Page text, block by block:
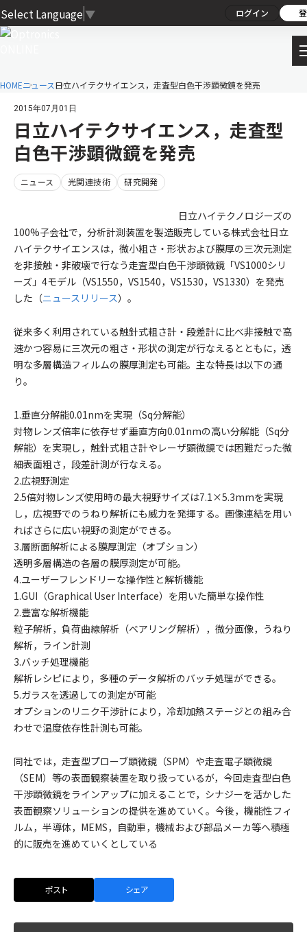
Select Language ▼ ログイン
HOMEニュース日立ハイテクサイエンス，走査型白色干渉顕微鏡を発売
2015年07月01日
日立ハイテクサイエンス，走査型
白色干渉顕微鏡を発売
ニュース 光関連技術 研究開発
日立ハイテクノロジーズの
100%子会社で，分析計測装置を製造販売している株式会社日立
ハイテクサイエンスは，微小粗さ・形状および膜厚の三次元測定
を非接触・非破壊で行なう走査型白色干渉顕微鏡「VS1000シリ
ーズ」4モデル（VS1550，VS1540，VS1530，VS1330）を発売
した（ニュースリリース）。
従来多く利用されている触針式粗さ計・段差計に比べ非接触で高
速かつ容易に三次元の粗さ・形状の測定が行なえるとともに，透
明な多層構造フィルムの膜厚測定も可能。主な特長は以下の通
り。
1.垂直分解能0.01nmを実現（Sq分解能）
対物レンズ倍率に依存せず垂直方向0.01nmの高い分解能（Sq分
解能）を実現し，触針式粗さ計やレーザ顕微鏡では困難だった微
細表面粗さ，段差計測が行なえる。
2.広視野測定
2.5倍対物レンズ使用時の最大視野サイズは7.1×5.3mmを実現
し，広視野でのうねり解析にも威力を発揮する。画像連結を用い
ればさらに広い視野の測定ができる。
3.層断面解析による膜厚測定（オプション）
透明多層構造の各層の膜厚測定が可能。
4.ユーザーフレンドリーな操作性と解析機能
1.GUI（Graphical User Interface）を用いた簡単な操作性
2.豊富な解析機能
粒子解析，負荷曲線解析（ベアリング解析），微分画像，うねり
解析，ライン計測
3.バッチ処理機能
解析レシピにより，多種のデータ解析のバッチ処理ができる。
5.ガラスを透過しての測定が可能
オプションのリニク干渉計により，冷却加熱ステージとの組み合
わせで温度依存性計測も可能。
同社では，走査型プローブ顕微鏡（SPM）や走査電子顕微鏡
（SEM）等の表面観察装置を取り扱っているが，今回走査型白色
干渉顕微鏡をラインアップに加えることで，シナジーを活かした
表面観察ソリューションの提供を進めていく。今後，機能性フィ
ルム，半導体，MEMS，自動車，機械および部品メーカ等へ積極
的に販売を進めていくとしている
ポスト シェア